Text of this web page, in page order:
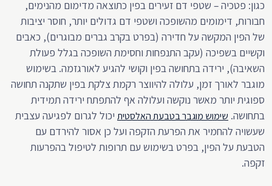
כגון: פטכיה – שטפי דם זעירים בפין כתוצאה מדימום מהנימים,
חבורות, דימומים מהשופכה ושטפי דם גדולים יותר, חוסר יציבות
של הפין המקשה על חדירה (בפרט בקרב גברים מבוגרים), כאבים
וקשיים בשפיכה (עקב התנפחות וחסימת השופכה בגלל פעולת
השאיבה), ירידה בתחושה בפין וקושי להגיע לאורגזמה. בשימוש
מוגבר לאורך זמן, עלולה להיווצר רקמת צלקת בפין שתקנה תחושה
ספוגית יותר מאשר נוקשה ועלולה אף להתפתח ירידה תמידית
בתחושה. שימוש מוגבר בטבעת האלסטית יכול לגרום לפגיעה עצבית
שעשויה להחמיר את הפרעת הזקפה ועל כן אסור להירדם עם
הטבעת על הפין, בפרט בשימוש עם תרופות לטיפול בהפרעות
זקפה.